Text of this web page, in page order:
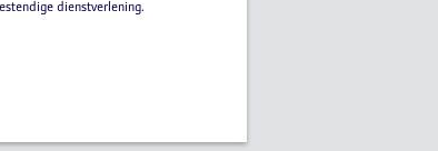
dienstverlening.